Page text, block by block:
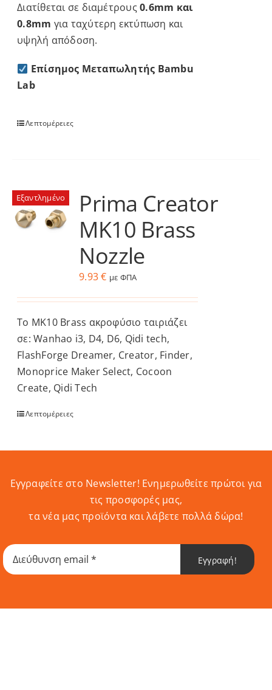
Διατίθεται σε διαμέτρους0.6mm και
0.8mm για ταχύτερη εκτύπωση και
υψηλή απόδοση.
Επίσημος Μεταπωλητής Bambu
Lab
Λεπτομέρειες
Εξαντλημένο
Prima Creator
MK10 Brass
Nozzle
9.93€ με ΦΠΑ
Το MK10 Brass ακροφύσιο ταιριάζει
σε: Wanhao i3, D4, D6, Qidi tech,
FlashForge Dreamer, Creator, Finder,
Monoprice Maker Select, Cocoon
Create, Qidi Tech
Λεπτομέρειες
Εγγραφείτε στο Newsletter! Eνημερωθείτε πρώτοι για
τις προσφορές μας,
τα νέα μας προϊόντα και λάβετε πολλά δώρα!
Εγγραφή!